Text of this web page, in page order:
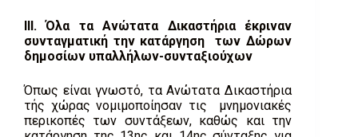
ΙΙΙ. Όλα τα Ανώτατα Δικαστήρια έκριναν
συνταγματική την κατάργηση των Δώρων
δημοσίων υπαλλήλων-συνταξιούχων
Όπως είναι γνωστό, τα Ανώτατα Δικαστήρια
τής χώρας νομιμοποίησαν τις μνημονιακές
περικοπές των συντάξεων, καθώς και την